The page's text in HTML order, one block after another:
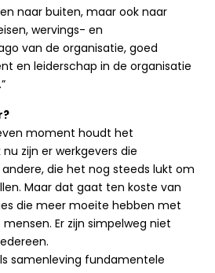
naar buiten, maar ook naar
wervings- en
van de organisatie, goed
en leiderschap in de organisatie
moment houdt het
zijn er werkgevers die
die het nog steeds lukt om
Maar dat gaat ten koste van
die meer moeite hebben met
Er zijn simpelweg niet
samenleving fundamentele